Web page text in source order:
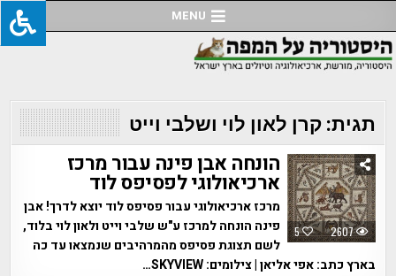
to
content
MENU
תגית:קרן לאון לוי ושלבי וייט
5 2607
הונחה אבן פינה עבור מרכז
ארכיאולוגי לפסיפס לוד
מרכז ארכיאולוגי עבור פסיפס לוד יוצא לדרך! אבן
פינה הונחה למרכז ע"ש שלבי וייט ולאון לוי בלוד,
לשם תצוגת פסיפס מהמרהיבים שנמצאו עד כה
בארץ כתב: אפי אליאן | צילומים: SKYVIEW…